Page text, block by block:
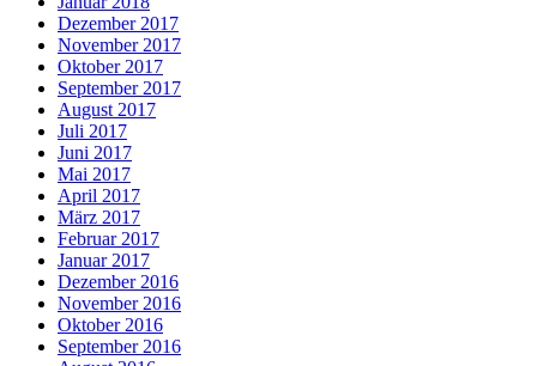
Dezember 2017
November 2017
Oktober 2017
September 2017
August 2017
Juli 2017
Juni 2017
Mai 2017
April 2017
März 2017
Februar 2017
Januar 2017
Dezember 2016
November 2016
Oktober 2016
September 2016